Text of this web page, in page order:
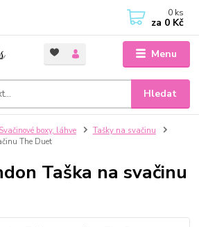
Menu
Hledat
0 ks
za 0 Kč
Svačinové boxy, láhve
Tašky na svačinu
The Duet
Taška na svačinu